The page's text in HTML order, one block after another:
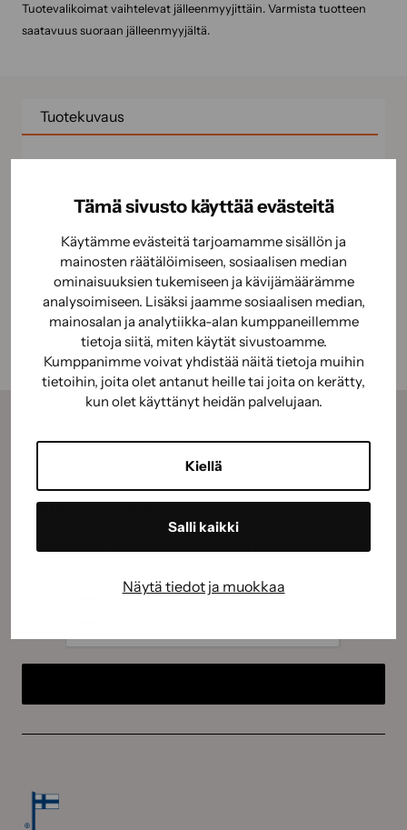
Tämä sivusto käyttää evästeitä
Käytämme evästeitä tarjoamamme sisällön ja
mainosten räätälöimiseen, sosiaalisen median
ominaisuuksien tukemiseen ja kävijämäärämme
analysoimiseen. Lisäksi jaamme sosiaalisen median,
mainosalan ja analytiikka-alan kumppaneillemme
tietoja siitä, miten käytät sivustoamme.
Kumppanimme voivat yhdistää näitä tietoja muihin
tietoihin, joita olet antanut heille tai joita on kerätty,
kun olet käyttänyt heidän palvelujaan.
Kiellä
Salli kaikki
Näytä tiedot ja muokkaa
Tuotevalikoimat vaihtelevat jälleenmyyjittäin. Varmista tuotteen
saatavuus suoraan jälleenmyyjältä.
Tuotekuvaus
Käyttöohje
Käyttöturvallisuus
Tilaamalla uutiskirjeemme saat kauden parhaat
vinkit, ohjeet ja tarjoukset suoraan sähköpostiisi.
Sähköposti
(Pakollinen)
CAPTCHA